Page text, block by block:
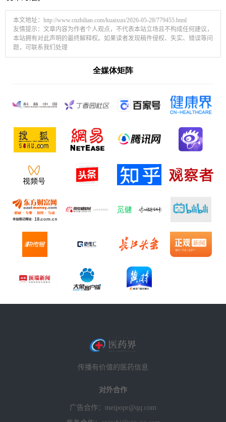
本文地址： http://www.cnzhilian.com/kuaixun/2026-05-28/779455.html
友情提示：文章内容为作者个人观点，不代表本站立场且不构成任何建议，
本站拥有对此声明的最终解释权。如果读者发现稿件侵权、失实、错误等问
题，可联系我们处理
传播有价值的医药信息
对外合作
广告合作：meipopr@qq.com